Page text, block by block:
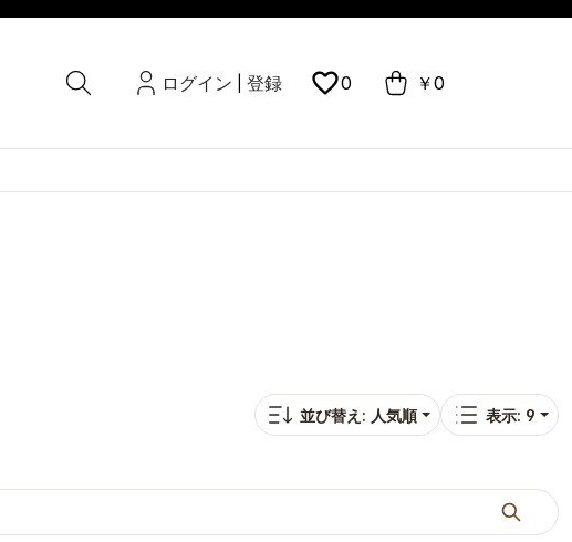
ログイン 登録 0 ￥0
並び替え: 人気順 表示: 9